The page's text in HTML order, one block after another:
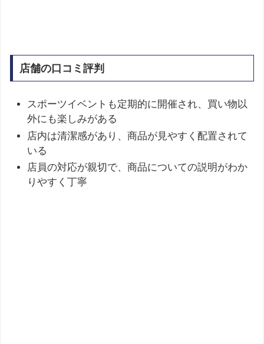
店舗の口コミ評判
スポーツイベントも定期的に開催され、買い物以
外にも楽しみがある
店内は清潔感があり、商品が見やすく配置されて
いる
店員の対応が親切で、商品についての説明がわか
りやすく丁寧